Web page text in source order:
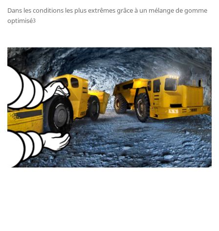
Dans les conditions les plus extrêmes grâce à un mélange de gomme
optimisé3